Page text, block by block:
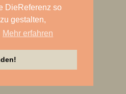
DieReferenz so
gestalten,
Mehr erfahren